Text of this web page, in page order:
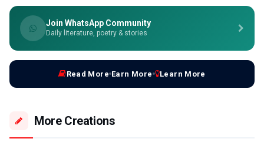
Join WhatsApp Community
Daily literature, poetry & stories
Read More Earn More Learn More
More Creations